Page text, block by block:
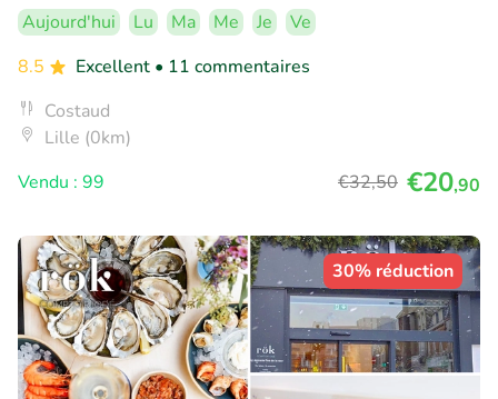
Aujourd'hui Lu Ma Me Je
Ve
8.5
Excellent • 11 commentaires
Costaud
Lille (0km)
Vendu : 99
€32,50 €20,90
30% réduction